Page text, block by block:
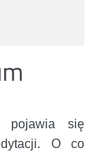
pojawia się
O co